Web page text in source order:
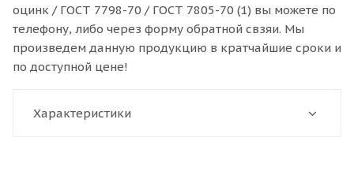
оцинк / ГОСТ 7798-70 / ГОСТ 7805-70 (1) вы можете по
телефону, либо через форму обратной свзяи. Мы
произведем данную продукцию в кратчайшие сроки и
по доступной цене!
Характеристики